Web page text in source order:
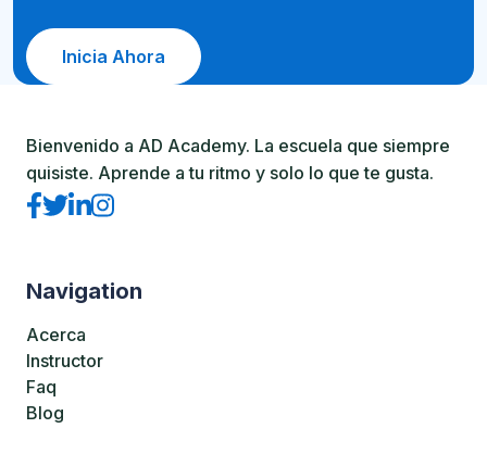
Inicia Ahora
Bienvenido a AD Academy. La escuela que siempre
quisiste. Aprende a tu ritmo y solo lo que te gusta.
Navigation
Acerca
Instructor
Faq
Blog